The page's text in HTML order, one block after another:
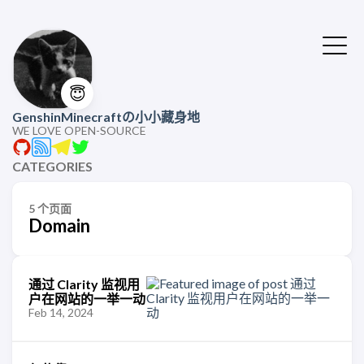
😇
GenshinMinecraftの小小藏身地
WE LOVE OPEN-SOURCE
CATEGORIES
5 个页面
Domain
通过 Clarity 监视用
户在网站的一举一动
Feb 14, 2024